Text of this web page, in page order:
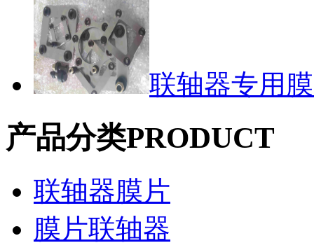
联轴器专用
产品分类PRODUCT
联轴器膜片
膜片联轴器